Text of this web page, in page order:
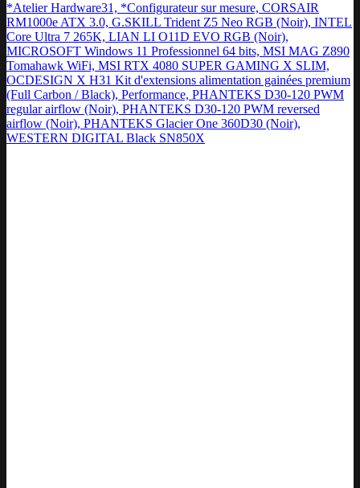
*Atelier Hardware31, *Configurateur sur mesure, CORSAIR
RM1000e ATX 3.0, G.SKILL Trident Z5 Neo RGB (Noir), INTEL
Core Ultra 7 265K, LIAN LI O11D EVO RGB (Noir),
MICROSOFT Windows 11 Professionnel 64 bits, MSI MAG Z890
Tomahawk WiFi, MSI RTX 4080 SUPER GAMING X SLIM,
OCDESIGN X H31 Kit d'extensions alimentation gainées premium
(Full Carbon / Black), Performance, PHANTEKS D30-120 PWM
regular airflow (Noir), PHANTEKS D30-120 PWM reversed
airflow (Noir), PHANTEKS Glacier One 360D30 (Noir),
WESTERN DIGITAL Black SN850X